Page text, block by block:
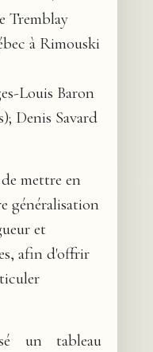
Tremblay
à Rimouski
Louis Baron
Denis Savard
mettre en
généralisation
et
afin d'offrir
un tableau